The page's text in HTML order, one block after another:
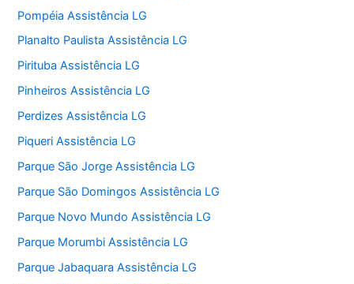
Pompéia Assistência LG
Planalto Paulista Assistência LG
Pirituba Assistência LG
Pinheiros Assistência LG
Perdizes Assistência LG
Piqueri Assistência LG
Parque São Jorge Assistência LG
Parque São Domingos Assistência LG
Parque Novo Mundo Assistência LG
Parque Morumbi Assistência LG
Parque Jabaquara Assistência LG